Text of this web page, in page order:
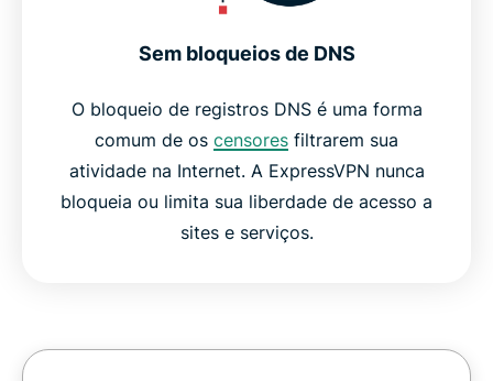
Sem bloqueios de DNS
O bloqueio de registros DNS é uma forma
comum de os censores filtrarem sua
atividade na Internet. A ExpressVPN nunca
bloqueia ou limita sua liberdade de acesso a
sites e serviços.